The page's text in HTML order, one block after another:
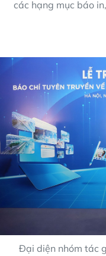
các hạng mục báo
Đại diện nhóm tác